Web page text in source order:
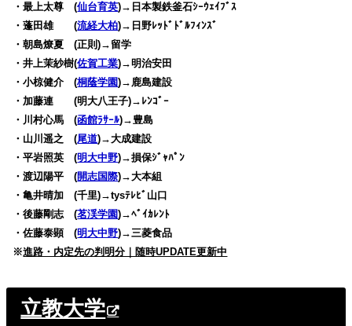
・最上太尊 (仙台育英)→日本製鉄釜石ｼｰｳｪｲﾌﾞｽ
・蓬田雄 (流経大柏)→日野ﾚｯﾄﾞﾄﾞﾙﾌｨﾝｽﾞ
・朝島燎夏 (正則)→留学
・井上茉紗樹(佐賀工業)→明治安田
・小椋健介 (桐蔭学園)→鹿島建設
・加藤連 (明大八王子)→ﾚﾝｺﾞｰ
・川村心馬 (函館ﾗｻｰﾙ)→豊島
・山川遥之 (尾道)→大成建設
・平岩照英 (明大中野)→損保ｼﾞｬﾊﾟﾝ
・渡辺陽平 (開志国際)→大本組
・亀井晴加 (千里)→tysﾃﾚﾋﾞ山口
・後藤剛志 (茗渓学園)→ﾍﾞｲｶﾚﾝﾄ
・佐藤泰顕 (明大中野)→三菱食品
※進路・内定先の判明分｜随時UPDATE更新中
立教大学